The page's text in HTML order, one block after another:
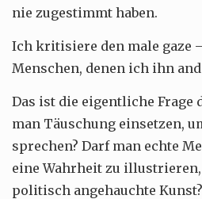
nie zugestimmt haben.
Ich kritisiere den male gaze
Menschen, denen ich ihn
Das ist die eigentliche Frage
man Täuschung einsetzen,
sprechen? Darf man echte
eine Wahrheit zu
politisch angehauchte